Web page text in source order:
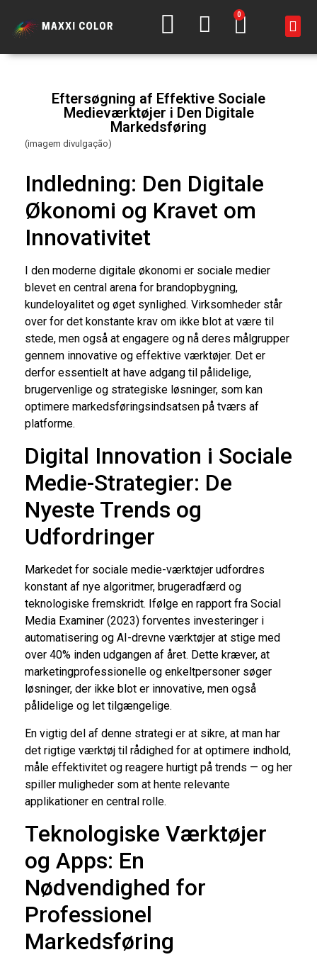
0
Eftersøgning af Effektive Sociale
Medieværktøjer i Den Digitale
Markedsføring
(imagem divulgação)
Indledning: Den Digitale
Økonomi og Kravet om
Innovativitet
I den moderne digitale økonomi er sociale medier
blevet en central arena for brandopbygning,
kundeloyalitet og øget synlighed. Virksomheder står
over for det konstante krav om ikke blot at være til
stede, men også at engagere og nå deres målgrupper
gennem innovative og effektive værktøjer. Det er
derfor essentielt at have adgang til pålidelige,
brugervenlige og strategiske løsninger, som kan
optimere markedsføringsindsatsen på tværs af
platforme.
Digital Innovation i Sociale
Medie-Strategier: De
Nyeste Trends og
Udfordringer
Markedet for sociale medie-værktøjer udfordres
konstant af nye algoritmer, brugeradfærd og
teknologiske fremskridt. Ifølge en rapport fra Social
Media Examiner (2023) forventes investeringer i
automatisering og AI-drevne værktøjer at stige med
over 40% inden udgangen af året. Dette kræver, at
marketingprofessionelle og enkeltpersoner søger
løsninger, der ikke blot er innovative, men også
pålidelige og let tilgængelige.
En vigtig del af denne strategi er at sikre, at man har
det rigtige værktøj til rådighed for at optimere indhold,
måle effektivitet og reagere hurtigt på trends — og her
spiller muligheder som at hente relevante
applikationer en central rolle.
Teknologiske Værktøjer
og Apps: En
Nødvendighed for
Professionel
Markedsføring